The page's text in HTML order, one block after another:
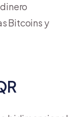
Bitcoins y